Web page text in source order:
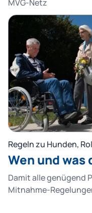
MVG-Netz
Regeln zu Hunden,
Wen und
Damit alle genügend
Mitnahme-